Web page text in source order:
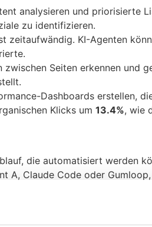
analysieren und priorisierte
zu identifizieren.
zeitaufwändig. KI-Agenten
Seiten erkennen und
Dashboards erstellen,
Klicks um 13.4%, wie
die automatisiert werden
A, Claude Code oder
Datenverbindungen) zu
um sicherzustellen,